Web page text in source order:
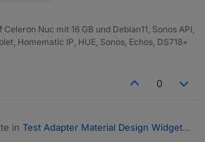
Nuc mit 16 GB und Debian11, Sonos API,
Homematic IP, HUE, Sonos, Echos, DS718+
0
in Test Adapter Material Design Widgets